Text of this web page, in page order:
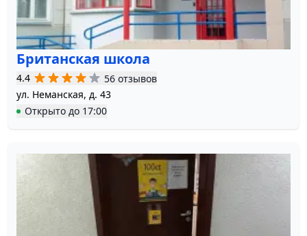
Британская школа
4.4
56 отзывов
ул. Неманская, д. 43
Открыто до 17:00